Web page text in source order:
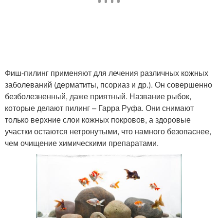
Фиш-пилинг применяют для лечения различных кожных
заболеваний (дерматиты, псориаз и др.). Он совершенно
безболезненный, даже приятный. Название рыбок,
которые делают пилинг – Гарра Руфа. Они снимают
только верхние слои кожных покровов, а здоровые
участки остаются нетронутыми, что намного безопаснее,
чем очищение химическими препаратами.